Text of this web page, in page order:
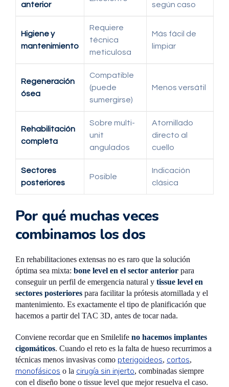
anterior según caso
Higiene y
mantenimiento
Requiere
técnica
meticulosa
Más fácil de
limpiar
Regeneración
ósea
Compatible
(puede
sumergirse)
Menos versátil
Rehabilitación
completa
Sobre multi-
unit
angulados
Atornillado
directo al
cuello
Sectores
posteriores
Posible
Indicación
clásica
Por qué muchas veces
combinamos los dos
En rehabilitaciones extensas no es raro que la solución
óptima sea mixta: bone level en el sector anterior para
conseguir un perfil de emergencia natural y tissue level en
sectores posteriores para facilitar la prótesis atornillada y el
mantenimiento. Es exactamente el tipo de planificación que
hacemos a partir del TAC 3D, antes de tocar nada.
Conviene recordar que en Smilelife no hacemos implantes
cigomáticos. Cuando el reto es la falta de hueso recurrimos a
técnicas menos invasivas como pterigoideos, cortos,
monofásicos o la cirugía sin injerto, combinadas siempre
con el diseño bone o tissue level que mejor resuelva el caso.